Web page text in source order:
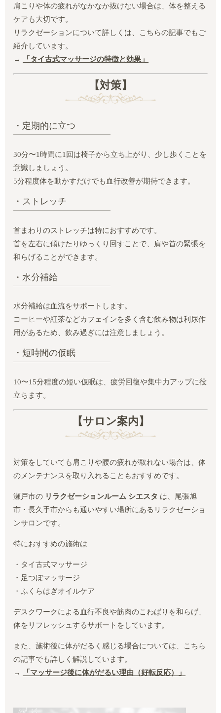
肩こりや体の疲れがなかなか抜けない場合は、体を整える
ケアも大切です。
リラクゼーションについて詳しくは、こちらの記事でもご
紹介しています。
→
「タイ古式マッサージの特徴と効果」
【対策】
・定期的に立つ
30分〜1時間に1回は椅子から立ち上がり、少し歩くことを
意識しましょう。
5分程度体を動かすだけでも血行改善が期待できます。
・ストレッチ
首まわりのストレッチは特におすすめです。
首を左右に傾けたりゆっくり回すことで、肩や首の緊張を
和らげることができます。
・水分補給
水分補給は血流をサポートします。
コーヒーや紅茶などカフェインを多く含む飲み物は利尿作
用があるため、飲み過ぎには注意しましょう。
・短時間の仮眠
10〜15分程度の短い仮眠は、疲労回復や集中力アップに役
立ちます。
【サロン案内】
対策をしていても肩こりや腰の疲れが取れない場合は、体
のメンテナンスを取り入れることもおすすめです。
瀬戸市の リラクゼーションルーム シエスタ は、尾張旭
市・長久手市からも通いやすい場所にあるリラクゼーショ
ンサロンです。
特におすすめの施術は
・タイ古式マッサージ
・足つぼマッサージ
・ふくらはぎオイルケア
デスクワークによる血行不良や筋肉のこわばりを和らげ、
体をリフレッシュするサポートをしています。
また、施術後に体がだるく感じる場合については、こちら
の記事でも詳しく解説しています。
→
「マッサージ後に体がだるい理由（好転反応）」